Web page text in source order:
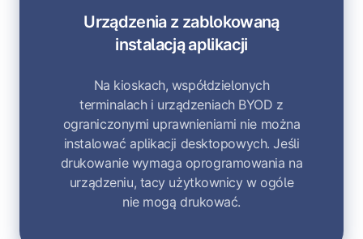
Urządzenia z zablokowaną
instalacją aplikacji
Na kioskach, współdzielonych
terminalach i urządzeniach BYOD z
ograniczonymi uprawnieniami nie można
instalować aplikacji desktopowych. Jeśli
drukowanie wymaga oprogramowania na
urządzeniu, tacy użytkownicy w ogóle
nie mogą drukować.